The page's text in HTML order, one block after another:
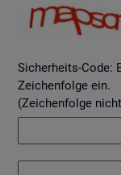
Sicherheits-Code:
Zeichenfolge ein.
(Zeichenfolge